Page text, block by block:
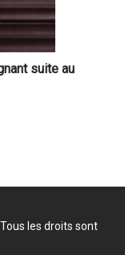
suite au
les droits sont